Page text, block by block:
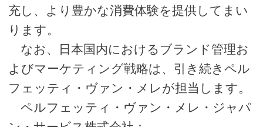
充し、より豊かな消費体験を提供してまい
ります。
なお、日本国内におけるブランド管理お
よびマーケティング戦略は、引き続きペル
フェッティ・ヴァン・メレが担当します。
ペルフェッティ・ヴァン・メレ・ジャパ